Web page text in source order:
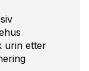
urin etter